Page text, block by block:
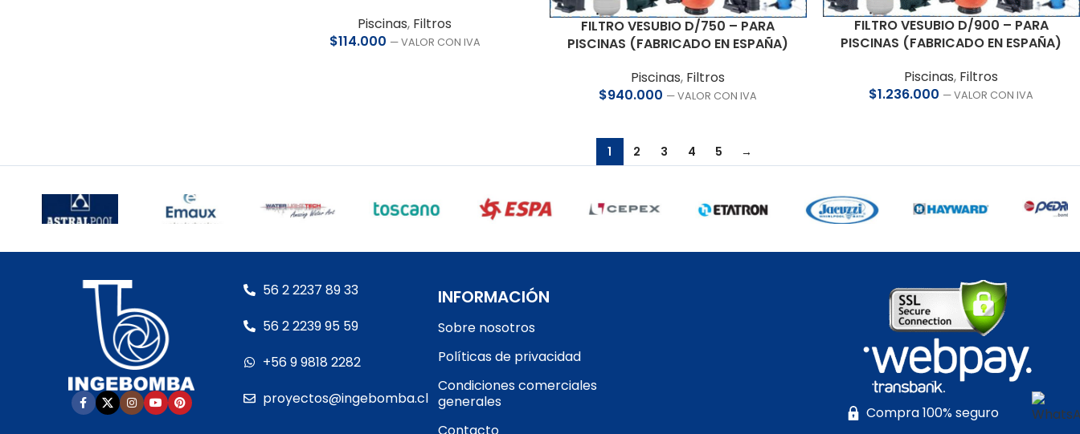
Piscinas, Filtros
$114.000 — VALOR CON IVA
FILTRO VESUBIO D/750 – PARA
PISCINAS (FABRICADO EN ESPAÑA)
Piscinas, Filtros
$940.000 — VALOR CON IVA
FILTRO VESUBIO D/900 – PARA
PISCINAS (FABRICADO EN ESPAÑA)
Piscinas, Filtros
$1.236.000 — VALOR CON IVA
1 2 3 4 5 →
56 2 2237 89 33
56 2 2239 95 59
+56 9 9818 2282
proyectos@ingebomba.cl
INFORMACIÓN
Sobre nosotros
Políticas de privacidad
Condiciones comerciales
generales
Compra 100% seguro